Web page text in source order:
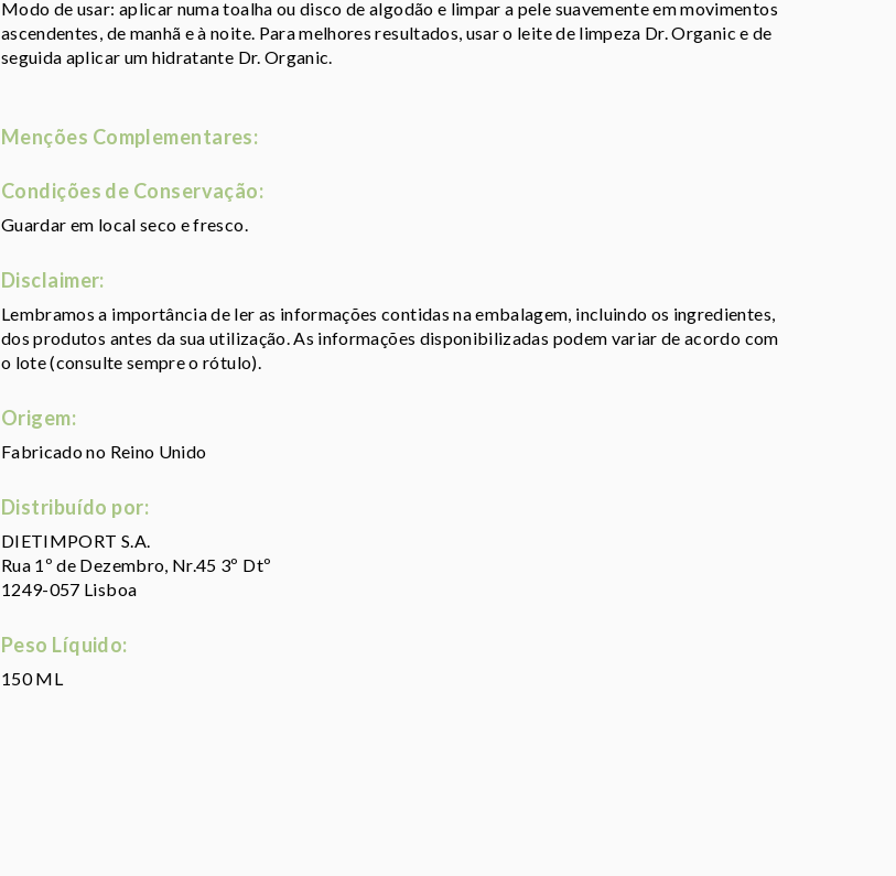
Modo de usar: aplicar numa toalha ou disco de algodão e limpar a pele suavemente em movimentos
ascendentes, de manhã e à noite. Para melhores resultados, usar o leite de limpeza Dr. Organic e de
seguida aplicar um hidratante Dr. Organic.
Menções Complementares:
Condições de Conservação:
Guardar em local seco e fresco.
Disclaimer:
Lembramos a importância de ler as informações contidas na embalagem, incluindo os ingredientes,
dos produtos antes da sua utilização. As informações disponibilizadas podem variar de acordo com
o lote (consulte sempre o rótulo).
Origem:
Fabricado no Reino Unido
Distribuído por:
DIETIMPORT S.A.
Rua 1º de Dezembro, Nr.45 3º Dtº
1249-057 Lisboa
Peso Líquido:
150 ML